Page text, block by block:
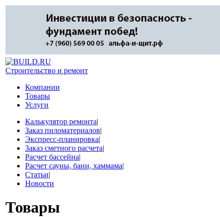
Строительство и ремонт
Компании
Товары
Услуги
Калькулятор ремонта|
Заказ пиломатериалов|
Экспресс-планировка|
Заказ сметного расчета|
Расчет бассейна|
Расчет сауны, бани, хаммама|
Статьи|
Новости
Товары